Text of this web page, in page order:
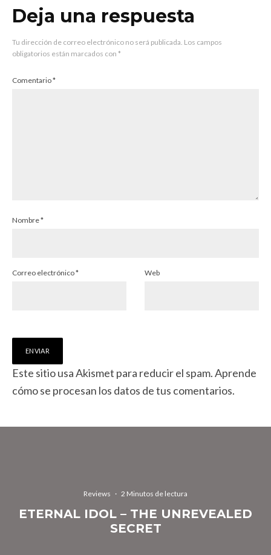
Deja una respuesta
Tu dirección de correo electrónico no será publicada. Los campos
obligatorios están marcados con *
Comentario*
Nombre*
Correo electrónico* Web
Este sitio usa Akismet para reducir el spam.Aprende
cómo se procesan los datos de tus comentarios.
Reviews · 2 Minutos de lectura
ETERNAL IDOL – THE UNREVEALED
SECRET